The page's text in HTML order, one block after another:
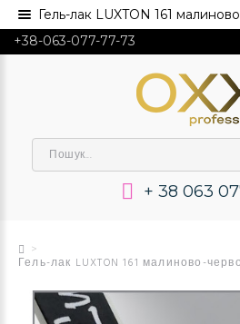
+38-063-077-77-73
+ 38 063
Гель-лак LUXTON 161 малиново-